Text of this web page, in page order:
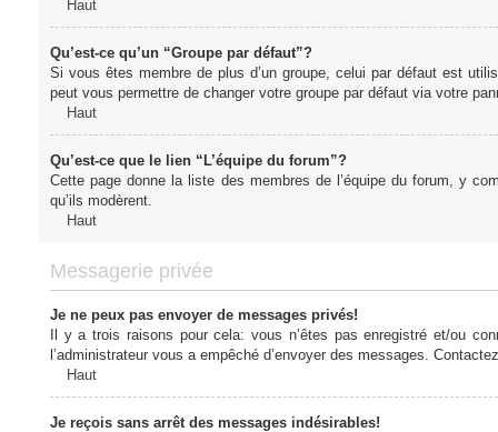
Haut
Qu’est-ce qu’un “Groupe par défaut”?
Si vous êtes membre de plus d’un groupe, celui par défaut est
peut vous permettre de changer votre groupe par défaut via votre
Haut
Qu’est-ce que le lien “L’équipe du forum”?
Cette page donne la liste des membres de l’équipe du forum, y
qu’ils modèrent.
Haut
Messagerie privée
Je ne peux pas envoyer de messages privés!
Il y a trois raisons pour cela: vous n’êtes pas enregistré et/ou
l’administrateur vous a empêché d’envoyer des messages.
Haut
Je reçois sans arrêt des messages indésirables!